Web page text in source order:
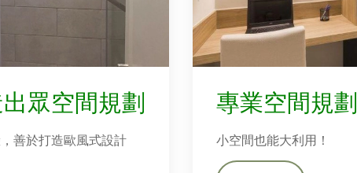
眾空間規劃
善於打造歐風式設計
專業空間規劃
小空間也能大利用！